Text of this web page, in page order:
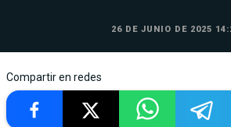
26 DE JUNIO DE 2025
Compartir en redes